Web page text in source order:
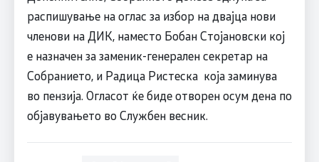
распишување на оглас за избор на двајца нови
членови на ДИК, наместо Бобан Стојановски кој
е назначен за заменик-генерален секретар на
Собранието, и Радица Ристеска која заминува
во пензија. Огласот ќе биде отворен осум дена по
објавувањето во Службен весник.